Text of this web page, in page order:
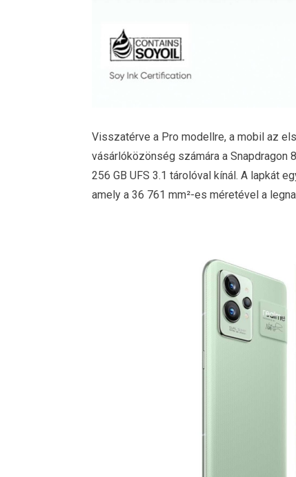
Visszatérve a Pro modellre, a mobil az
vásárlóközönség számára a Snapdragon
256 GB UFS 3.1 tárolóval kínál. A lapkát
amely a 36 761 mm²-es méretével a